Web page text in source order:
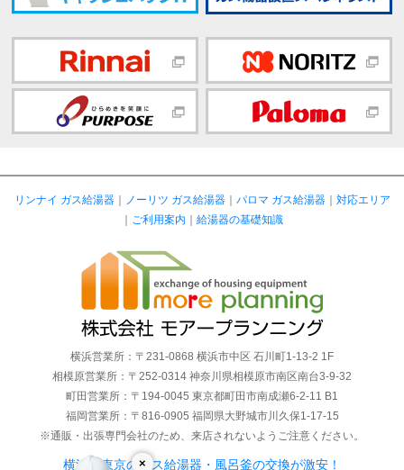
×
リンナイ ガス給湯器｜ ノーリツ ガス給湯器｜ パロマ ガス給湯器｜ 対応エリア
ご利用案内 給湯器の基礎知識
横浜営業所：〒231-0868 横浜市中区 石川町1-13-2 1F
相模原営業所：〒252-0314 神奈川県相模原市南区南台3-9-32
町田営業所：〒194-0045 東京都町田市南成瀬6-2-11 B1
福岡営業所：〒816-0905 福岡県大野城市川久保1-17-15
※通販・出張専門会社のため、来店されないようご注意ください。
横浜・東京のガス給湯器・風呂釜の交換が激安！